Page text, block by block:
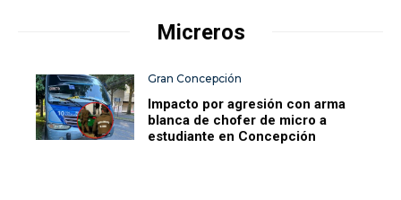
Micreros
Gran Concepción
Impacto por agresión con arma
blanca de chofer de micro a
estudiante en Concepción